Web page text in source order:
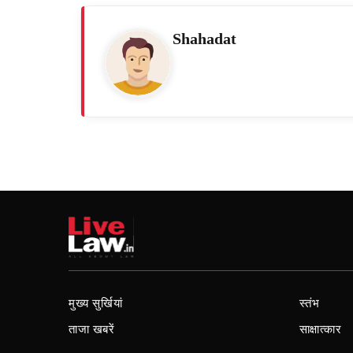
Shahadat
मुख्य सुर्खियां
ताजा खबरें
स्तंभ
साक्षात्कार